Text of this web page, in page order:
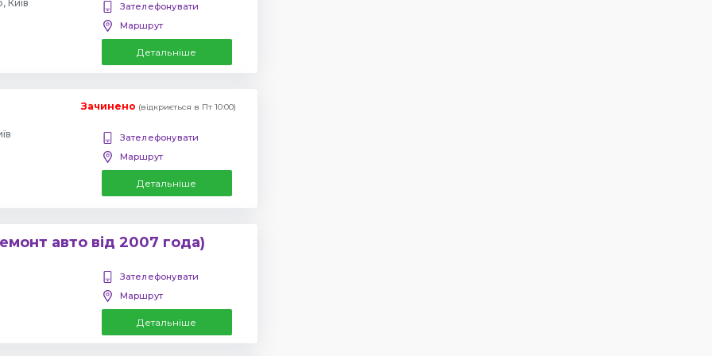
Київ
Зателефонувати
Маршрут
Детальніше
Зачинено (відкриється в Пт 10:00)
Зателефонувати
Маршрут
Детальніше
авто від 2007 года)
Зателефонувати
Маршрут
Детальніше